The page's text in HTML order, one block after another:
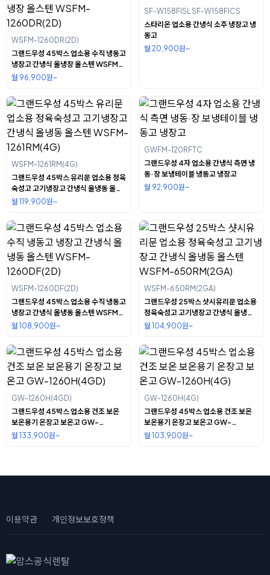
WSFM-1260DR(2D)
그랜드우성 45박스 업소용 수직 냉동고
냉장고 간냉식 올냉장 올스텐 WSFM-
1260DR(2D)
월 96,900원~
SF-W158FISL SF-W158FICS
스타리온 업소용 간냉식 소주 냉장고 냉
동고
월 20,900원~
WSFM-1261RM(4G)
그랜드우성 45박스 유리문 업소용 정육
숙성고 고기냉장고 간냉식 올냉동 올스
텐 WSFM-1261RM(4G)
월 119,900원~
GWFM-120RFTC
그랜드우성 4자 업소용 간냉식 측면 냉
동·장 보냉테이블 냉동고 냉장고
월 92,900원~
WSFM-1260DF(2D)
그랜드우성 45박스 업소용 수직 냉동고
냉장고 간냉식 올냉동 올스텐 WSFM-
1260DF(2D)
월 108,900원~
WSFM-650RM(2GA)
그랜드우성 25박스 샷시유리문 업소용
정육숙성고 고기냉장고 간냉식 올냉동
올스텐 WSFM-650RM(2GA)
월 104,900원~
GW-1260H(4GD)
그랜드우성 45박스 업소용 건조 보온
보온용기 온장고 보온고 GW-
1260H(4GD)
월 133,900원~
GW-1260H(4G)
그랜드우성 45박스 업소용 건조 보온
보온용기 온장고 보온고 GW-
1260H(4G)
월 103,900원~
이용약관 개인정보보호정책